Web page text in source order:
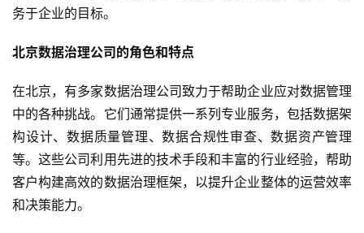
务于企业的目标。
北京数据治理公司的角色和特点
在北京，有多家数据治理公司致力于帮助企业应对数据管理
中的各种挑战。它们通常提供一系列专业服务，包括数据架
构设计、数据质量管理、数据合规性审查、数据资产管理
等。这些公司利用先进的技术手段和丰富的行业经验，帮助
客户构建高效的数据治理框架，以提升企业整体的运营效率
和决策能力。